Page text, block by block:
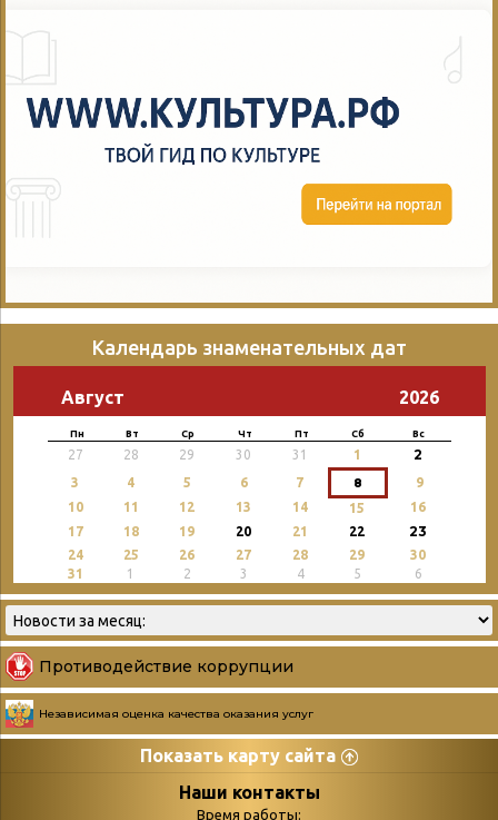
Календарь знаменательных дат
Август 2026
Пн Вт Ср Чт Пт Сб Вс
27 28 29 30 31 1 2
3 4 5 6 7 8
9
10
11 12 13 14 15
16
17
18 19 20 21 22 23
24 25 26 27 28 29
30
31
1 2 3 4 5 6
Противодействие коррупции
Независимая оценка качества оказания услуг
Показать карту сайта
СтраницыНаши контакты
Время работы: